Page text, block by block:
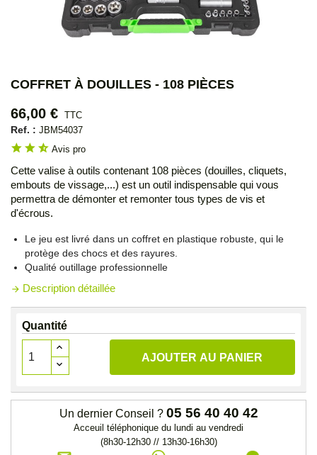
COFFRET À DOUILLES - 108 PIÈCES
66,00 € TTC
Ref. : JBM54037
star star star_half Avis pro
Cette valise à outils contenant 108 pièces (douilles, cliquets,
embouts de vissage,...) est un outil indispensable qui vous
permettra de démonter et remonter tous types de vis et
d'écrous.
Le jeu est livré dans un coffret en plastique robuste, qui le
protège des chocs et des rayures.
Qualité outillage professionnelle
arrow_forward Description détaillée
Quantité
AJOUTER AU PANIER
Un dernier Conseil ? 05 56 40 40 42
Acceuil téléphonique du lundi au vendredi
(8h30-12h30 // 13h30-16h30)